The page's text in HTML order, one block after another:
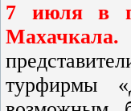
7 июля в
Махачкала.
турфирмы